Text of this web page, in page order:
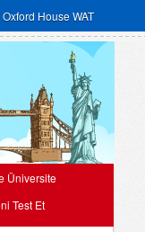
Oxford House WAT
Üniversite
Test Et